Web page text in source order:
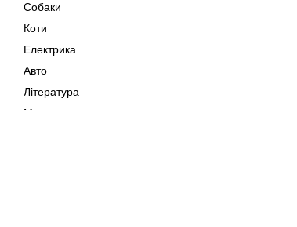
Собаки
Коти
Електрика
Авто
Література
Музика